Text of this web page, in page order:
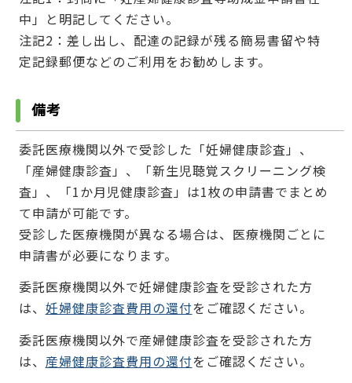
中」と明記してください。
注記2：差し出し、配達の記録が残る簡易書留や特
定記録郵便などのご利用をお勧めします。
備考
委託医療機関以外で受診した「妊婦健康診査」、
「産婦健康診査」、「新生児聴覚スクリーニング検
査」、「1か月児健康診査」は1枚の申請書でまとめ
て申請が可能です。
受診した医療機関が異なる場合は、医療機関ごとに
申請書が必要になります。
委託医療機関以外で妊婦健康診査を受診された方
は、 妊婦健康診査費用の還付をご確認ください。
委託医療機関以外で産婦健康診査を受診された方
は、 産婦健康診査費用の還付をご確認ください。